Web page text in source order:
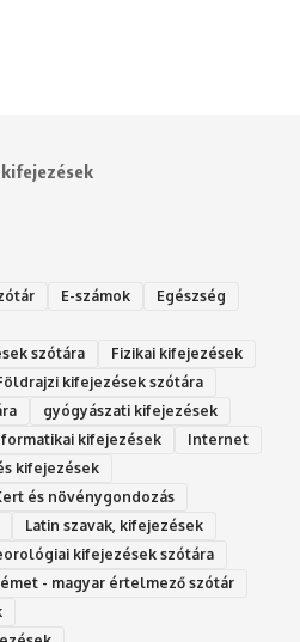
E-számok
Egészség
szótára
Fizikai kifejezések
kifejezések szótára
gyógyászati kifejezések
kifejezések
Internet
kifejezések
és növénygondozás
Latin szavak, kifejezések
kifejezések szótára
- magyar értelmező szótár